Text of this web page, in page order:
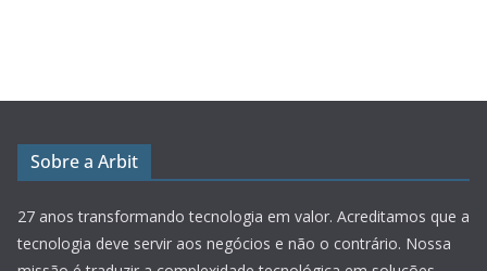
Sobre a Arbit
27 anos transformando tecnologia em valor. Acreditamos que a
tecnologia deve servir aos negócios e não o contrário. Nossa